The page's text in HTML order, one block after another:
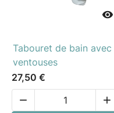

Tabouret de bain avec
ventouses
27,50 €

